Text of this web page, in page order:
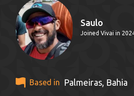
Saulo
Joined Vivai in
Based in Palmeiras, Bahia